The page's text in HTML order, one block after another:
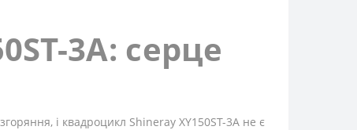
3A: серце
і квадроцикл Shineray XY150ST-3A не є